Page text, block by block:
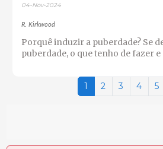
04-Nov-2024
R. Kirkwood
Porquê induzir a puberdade? Se
puberdade, o que tenho de fazer e
1 2 3 4 5